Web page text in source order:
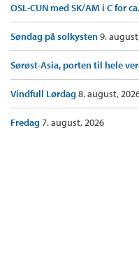
OSL-CUN med SK/AM i C for
Søndag på solkysten9.
Sørøst-Asia, porten til hele
Vindfull Lørdag8. august,
Fredag7. august, 2026